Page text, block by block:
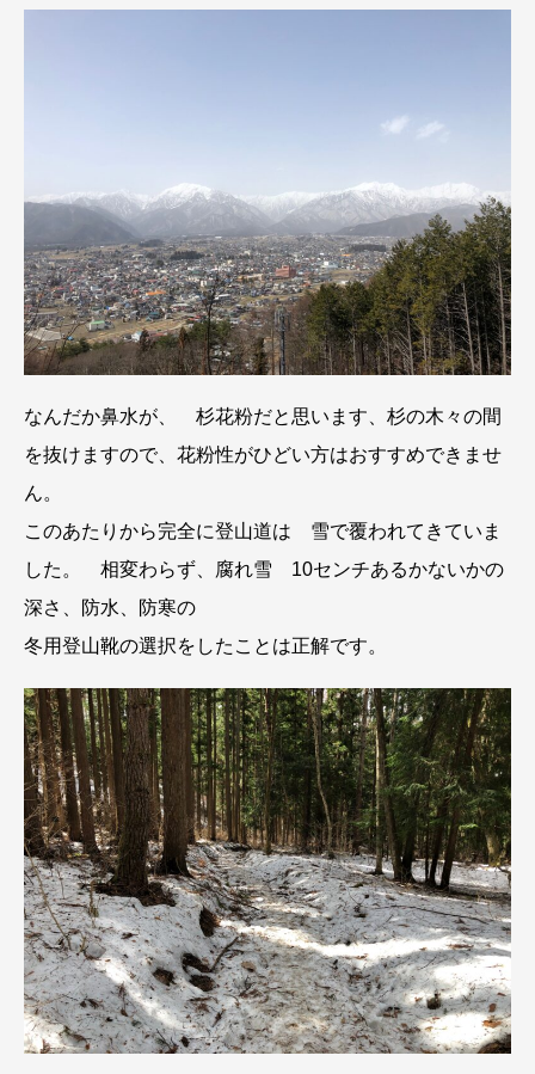
なんだか鼻水が、 杉花粉だと思います、杉の木々の間
を抜けますので、花粉性がひどい方はおすすめできませ
ん。
このあたりから完全に登山道は 雪で覆われてきていま
した。 相変わらず、腐れ雪 10センチあるかないかの
深さ、防水、防寒の
冬用登山靴の選択をしたことは正解です。